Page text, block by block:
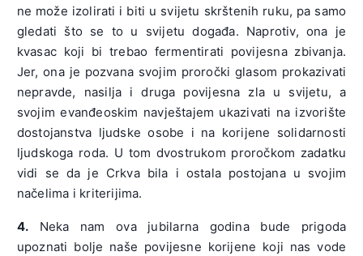
ne može izolirati i biti u svijetu skrštenih ruku, pa samo
gledati što se to u svijetu događa. Naprotiv, ona je
kvasac koji bi trebao fermentirati povijesna zbivanja.
Jer, ona je pozvana svojim proročki glasom prokazivati
nepravde, nasilja i druga povijesna zla u svijetu, a
svojim evanđeoskim navještajem ukazivati na izvorište
dostojanstva ljudske osobe i na korijene solidarnosti
ljudskoga roda. U tom dvostrukom proročkom zadatku
vidi se da je Crkva bila i ostala postojana u svojim
načelima i kriterijima.
4. Neka nam ova jubilarna godina bude prigoda
upoznati bolje naše povijesne korijene koji nas vode